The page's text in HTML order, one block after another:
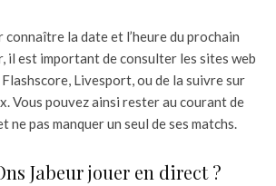
connaître la date et l’heure du prochain
il est important de consulter les sites web
Livesport, ou de la suivre sur
Vous pouvez ainsi rester au courant de
ne pas manquer un seul de ses matchs.
Jabeur jouer en direct ?